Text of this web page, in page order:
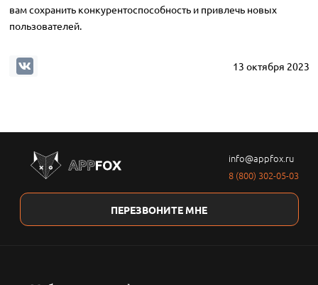
вам сохранить конкурентоспособность и привлечь новых
пользователей.
13 октября 2023
info@appfox.ru
8 (800) 302-05-03
ПЕРЕЗВОНИТЕ МНЕ